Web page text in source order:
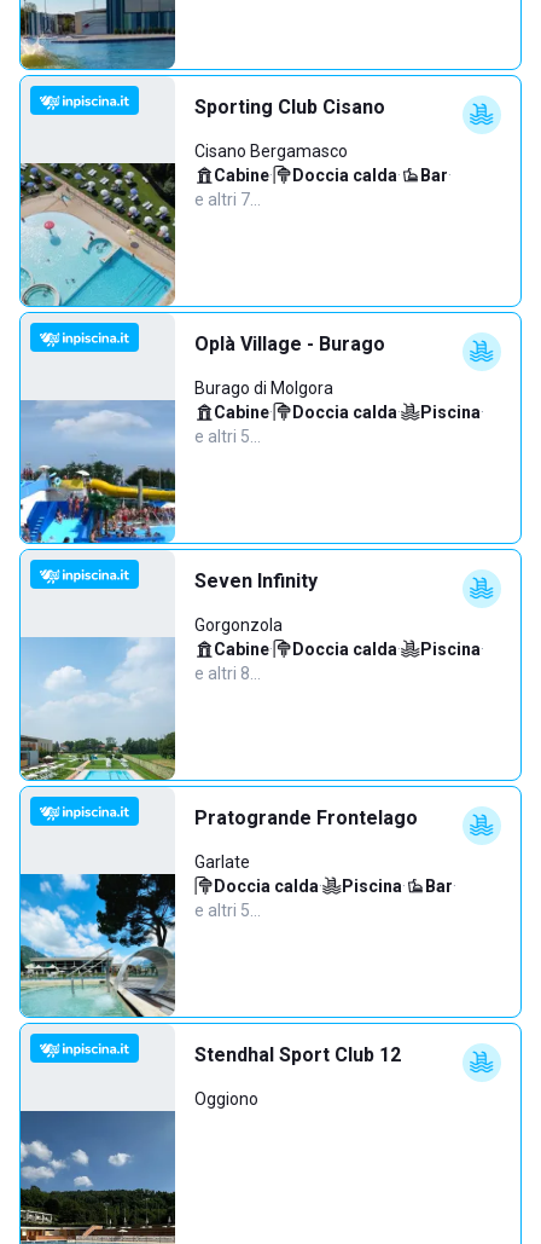
Sporting Club Cisano
Cisano Bergamasco
Cabine· Doccia calda· Bar·
e altri 7…
Oplà Village - Burago
Burago di Molgora
Cabine· Doccia calda· Piscina·
e altri 5…
Seven Infinity
Gorgonzola
Cabine· Doccia calda· Piscina·
e altri 8…
Pratogrande Frontelago
Garlate
Doccia calda· Piscina· Bar·
e altri 5…
Stendhal Sport Club 12
Oggiono